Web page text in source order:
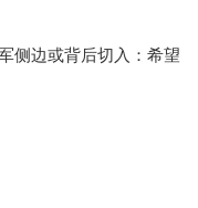
侧边或背后切入：希望